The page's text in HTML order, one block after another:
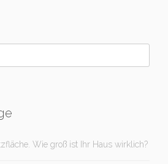
Wie groß ist Ihr Haus wirklich?